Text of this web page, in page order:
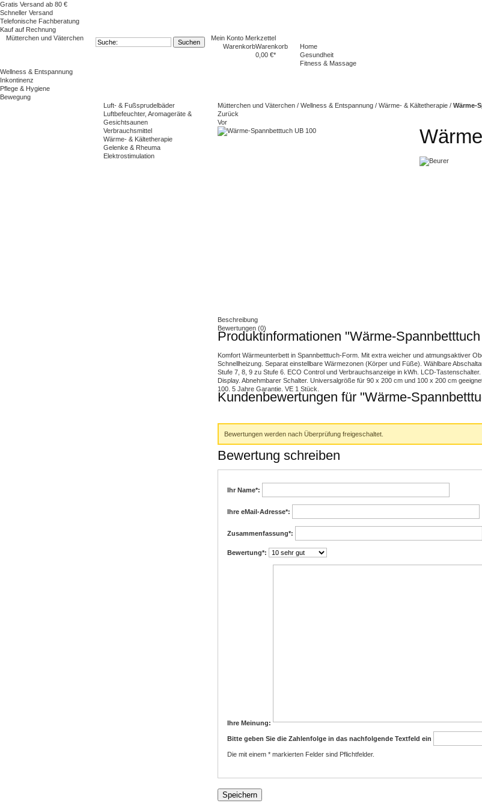
Gratis Versand ab 80 €
Schneller Versand
Telefonische Fachberatung
Kauf auf Rechnung
Mütterchen und Väterchen
Mein Konto Merkzettel
WarenkorbWarenkorb
0,00 €*
Home
Gesundheit
Fitness & Massage
Wellness & Entspannung
Inkontinenz
Pflege & Hygiene
Bewegung
Luft- & Fußsprudelbäder
Luftbefeuchter, Aromageräte &
Gesichtsaunen
Verbrauchsmittel
Wärme- & Kältetherapie
Gelenke & Rheuma
Elektrostimulation
Mütterchen und Väterchen / Wellness & Entspannung / Wärme- & Kältetherapie / Wärme-
Zurück
Vor
Beschreibung
Bewertungen (0)
Produktinformationen "Wärme-
Komfort Wärmeunterbett in Spannbetttuch-Form. Mit extra weicher und atmungsaktiver
Schnellheizung. Separat einstellbare Wärmezonen (Körper und Füße). Wählbare
Stufe 7, 8, 9 zu Stufe 6. ECO Control und Verbrauchsanzeige in kWh. LCD-
Display. Abnehmbarer Schalter. Universalgröße für 90 x 200 cm und 100 x 200 cm
100. 5 Jahre Garantie. VE 1 Stück.
Kundenbewertungen für "Wärme-
Bewertungen werden nach Überprüfung freigeschaltet.
Bewertung schreiben
Ihr Name*:
Ihre eMail-Adresse*:
Zusammenfassung*:
Bewertung*:
Ihre Meinung:
Bitte geben Sie die Zahlenfolge in das nachfolgende Textfeld ein
Die mit einem * markierten Felder sind Pflichtfelder.